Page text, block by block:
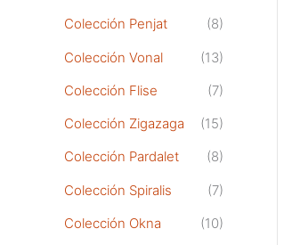
Colección Penjat
(8)
Colección Vonal
(13)
Colección Flise
(7)
Colección Zigazaga
(15)
Colección Pardalet
(8)
Colección Spiralis
(7)
Colección Okna
(10)